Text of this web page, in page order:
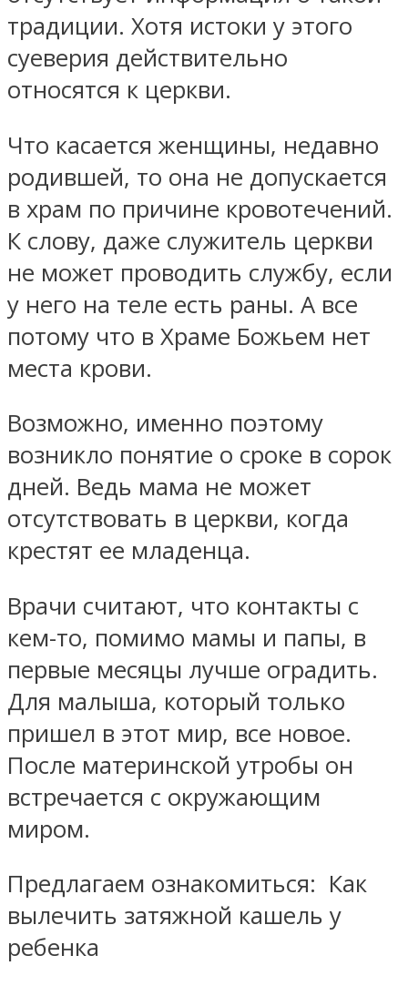
традиции. Хотя истоки у этого
суеверия действительно
относятся к церкви.
Что касается женщины, недавно
родившей, то она не допускается
в храм по причине кровотечений.
К слову, даже служитель церкви
не может проводить службу, если
у него на теле есть раны. А все
потому что в Храме Божьем нет
места крови.
Возможно, именно поэтому
возникло понятие о сроке в сорок
дней. Ведь мама не может
отсутствовать в церкви, когда
крестят ее младенца.
Врачи считают, что контакты с
кем-то, помимо мамы и папы, в
первые месяцы лучше оградить.
Для малыша, который только
пришел в этот мир, все новое.
После материнской утробы он
встречается с окружающим
миром.
Предлагаем ознакомиться: Как
вылечить затяжной кашель у
ребенка